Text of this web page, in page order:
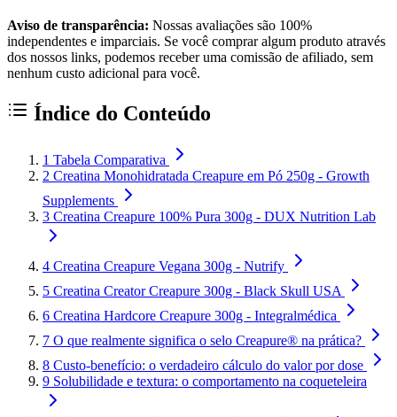
Aviso de transparência: Nossas avaliações são 100%
independentes e imparciais. Se você comprar algum produto através
dos nossos links, podemos receber uma comissão de afiliado, sem
nenhum custo adicional para você.
Índice do Conteúdo
1 Tabela Comparativa
2 Creatina Monohidratada Creapure em Pó 250g - Growth
Supplements
3 Creatina Creapure 100% Pura 300g - DUX Nutrition Lab
4 Creatina Creapure Vegana 300g - Nutrify
5 Creatina Creator Creapure 300g - Black Skull USA
6 Creatina Hardcore Creapure 300g - Integralmédica
7 O que realmente significa o selo Creapure® na prática?
8 Custo-benefício: o verdadeiro cálculo do valor por dose
9 Solubilidade e textura: o comportamento na coqueteleira